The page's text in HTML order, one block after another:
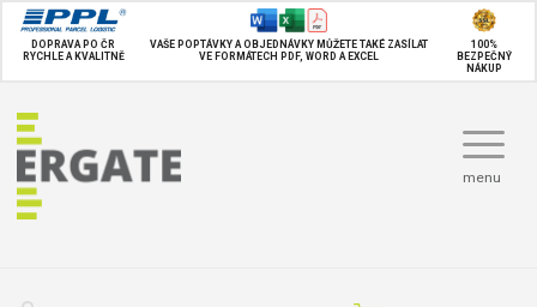
DOPRAVA PO ČR
RYCHLE A KVALITNĚ
VAŠE POPTÁVKY A OBJEDNÁVKY MŮŽETE TAKÉ ZASÍLAT
VE FORMÁTECH PDF, WORD A EXCEL
100%
BEZPEČNÝ
NÁKUP
menu